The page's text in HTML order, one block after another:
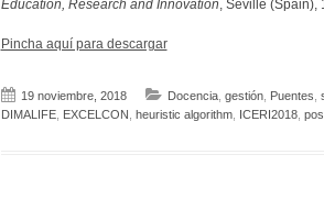
Education, Research and Innovation, Seville (Spain),
Pincha aquí para descargar
19 noviembre, 2018 Docencia, gestión, Puentes
DIMALIFE, EXCELCON heuristic algorithm, ICERI2018,